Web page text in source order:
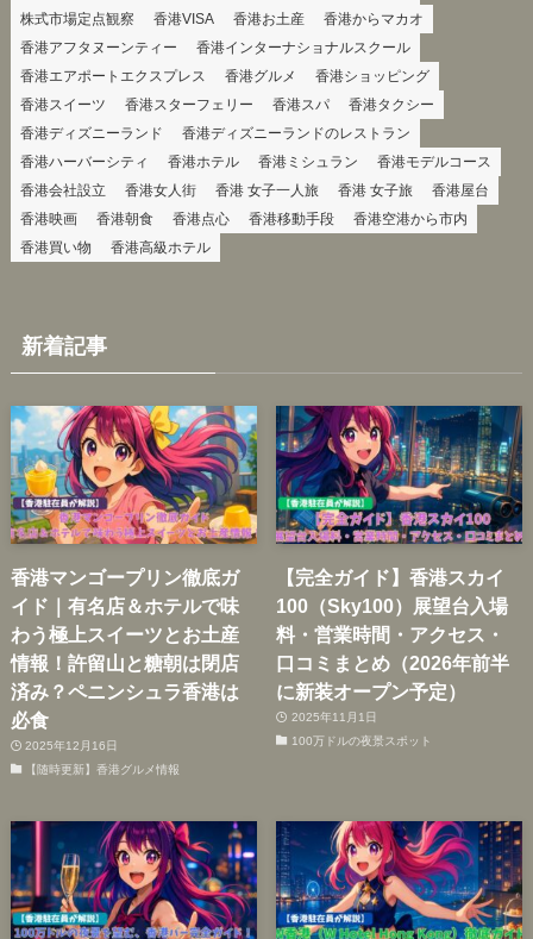
株式市場定点観察 香港VISA 香港お土産
香港からマカオ
香港アフタヌーンティー
香港インターナショナルスクール
香港エアポートエクスプレス
香港グルメ
香港ショッピング
香港スイーツ
香港スターフェリー 香港スパ
香港タクシー
香港ディズニーランド
香港ディズニーランドのレストラン
香港ハーバーシティ
香港ホテル 香港ミシュラン
香港モデルコース
香港会社設立
香港女人街 香港 女子一人旅 香港 女子旅
香港屋台
香港映画
香港朝食 香港点心 香港移動手段
香港空港から市内
香港買い物
香港高級ホテル
新着記事
香港マンゴープリン徹底ガ
イド｜有名店＆ホテルで味
わう極上スイーツとお土産
情報！許留山と糖朝は閉店
済み？ペニンシュラ香港は
必食
2025年12月16日
【随時更新】香港グルメ情報
【完全ガイド】香港スカイ
100（Sky100）展望台入場
料・営業時間・アクセス・
口コミまとめ（2026年前半
に新装オープン予定）
2025年11月1日
100万ドルの夜景スポット